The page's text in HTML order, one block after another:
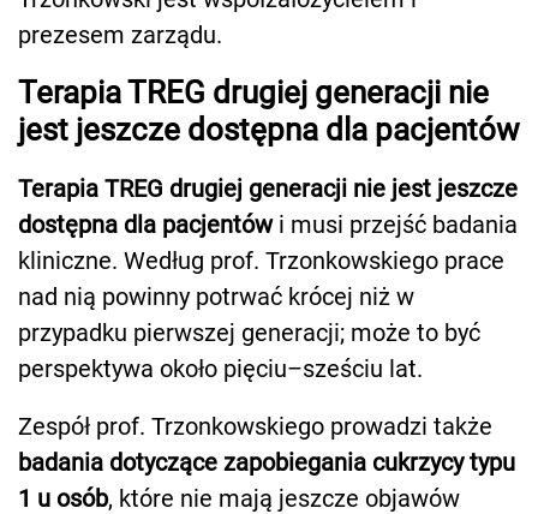
prezesem zarządu.
Terapia TREG drugiej generacji nie
jest jeszcze dostępna dla pacjentów
Terapia TREG drugiej generacji nie jest jeszcze
dostępna dla pacjentówi musi przejść badania
kliniczne. Według prof. Trzonkowskiego prace
nad nią powinny potrwać krócej niż w
przypadku pierwszej generacji; może to być
perspektywa około pięciu–sześciu lat.
Zespół prof. Trzonkowskiego prowadzi także
badania dotyczące zapobiegania cukrzycy typu
1 u osób, które nie mają jeszcze objawów